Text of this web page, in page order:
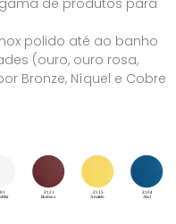
de produtos para
polido até ao banho
(ouro, ouro rosa,
Bronze, Níquel e Cobre